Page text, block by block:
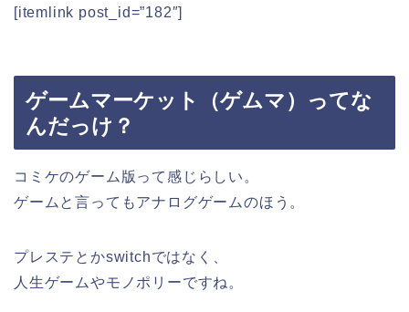
[itemlink post_id=”182″]
ゲームマーケット（ゲムマ）ってな
んだっけ？
コミケのゲーム版って感じらしい。
ゲームと言ってもアナログゲームのほう。
プレステとかswitchではなく、
人生ゲームやモノポリーですね。